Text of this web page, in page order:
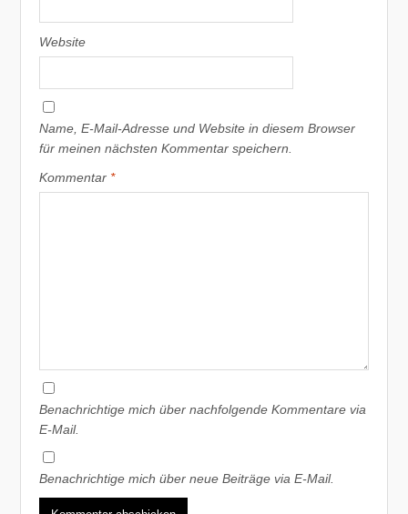
Website
Name, E-Mail-Adresse und Website in diesem Browser
für meinen nächsten Kommentar speichern.
Kommentar *
Benachrichtige mich über nachfolgende Kommentare via
E-Mail.
Benachrichtige mich über neue Beiträge via E-Mail.